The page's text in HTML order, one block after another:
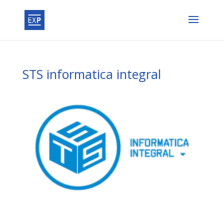
STS informatica integral